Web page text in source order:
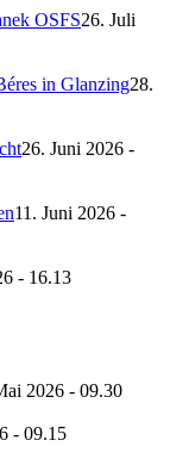
OSFS26. Juli
in Glanzing28.
26. Juni 2026 -
11. Juni 2026 -
- 16.13
2026 - 09.30
- 09.15